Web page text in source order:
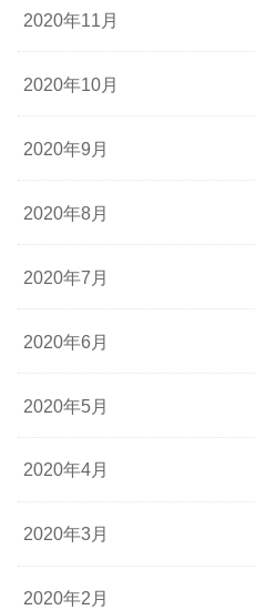
2020年11月
2020年10月
2020年9月
2020年8月
2020年7月
2020年6月
2020年5月
2020年4月
2020年3月
2020年2月